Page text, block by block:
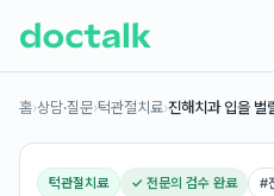
홈›상담·질문›턱관절치료›진해치과 입을 벌
턱관절치료 ✓ 전문의 검수 완료 #